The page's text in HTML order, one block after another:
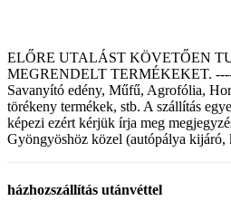
ELŐRE UTALÁST KÖVETŐEN
MEGRENDELT TERMÉKEKET.
Savanyító edény, Műfű, Agrofólia,
törékeny termékek, stb. A szállítás
képezi ezért kérjük írja meg
Gyöngyöshöz közel (autópálya kijáró,
házhozszállítás utánvéttel